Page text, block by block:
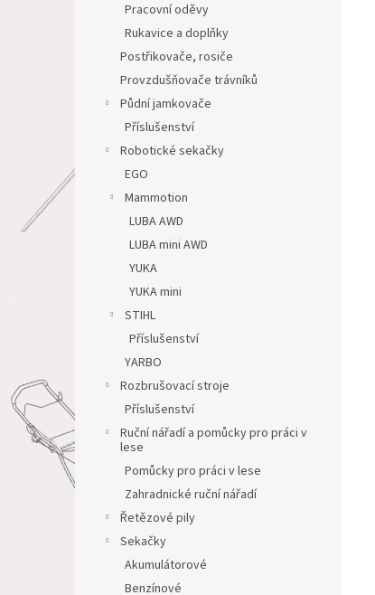
Pracovní oděvy
Rukavice a doplňky
Postřikovače, rosiče
Provzdušňovače trávníků
Půdní jamkovače
Příslušenství
Robotické sekačky
EGO
Mammotion
LUBA AWD
LUBA mini AWD
YUKA
YUKA mini
STIHL
Příslušenství
YARBO
Rozbrušovací stroje
Příslušenství
Ruční nářadí a pomůcky pro práci v
lese
Pomůcky pro práci v lese
Zahradnické ruční nářadí
Řetězové pily
Sekačky
Akumulátorové
Benzínové